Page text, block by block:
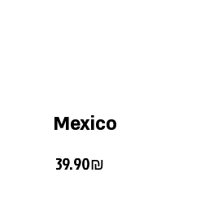
Mexico
‏39.90 ‏₪